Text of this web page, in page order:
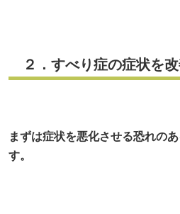
２．すべり症の症状を
まずは症状を悪化させる恐れの
す。